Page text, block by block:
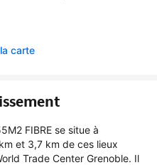
carte
FIBRE se situe à
et 3,7 km de ces lieux
Trade Center Grenoble. Il